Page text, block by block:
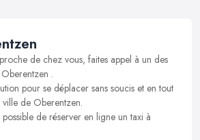
de chez vous, faites appel à un des
.
pour se déplacer sans soucis et en tout
de Oberentzen.
de réserver en ligne un taxi à